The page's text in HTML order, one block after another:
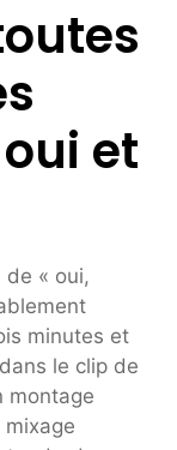
et
de « oui,
minutes et
le clip de
montage
mixage